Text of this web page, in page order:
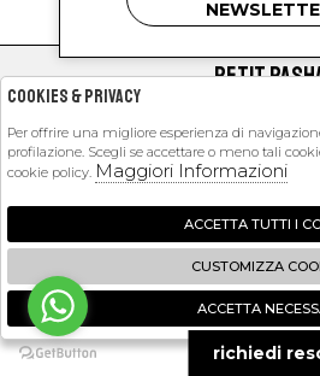
PETIT
EXTRA
2026 Petit Pasha - P.iva : 09423341214
Zucchetti
🍪
richiedi
Cookies & Privacy
Per offrire una migliore esperienza di
profilazione. Scegli se accettare o meno tali
cookie policy. Maggiori Informazioni
ACCETTA TUTTI I
CUSTOMIZZA
ACCETTA